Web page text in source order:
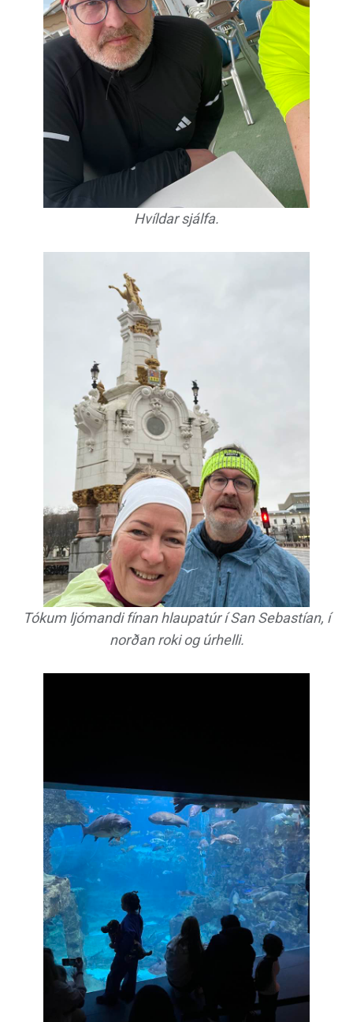
Hvíldar sjálfa.
Tókum ljómandi fínan hlaupatúr í San Sebastían, í
norðan roki og úrhelli.